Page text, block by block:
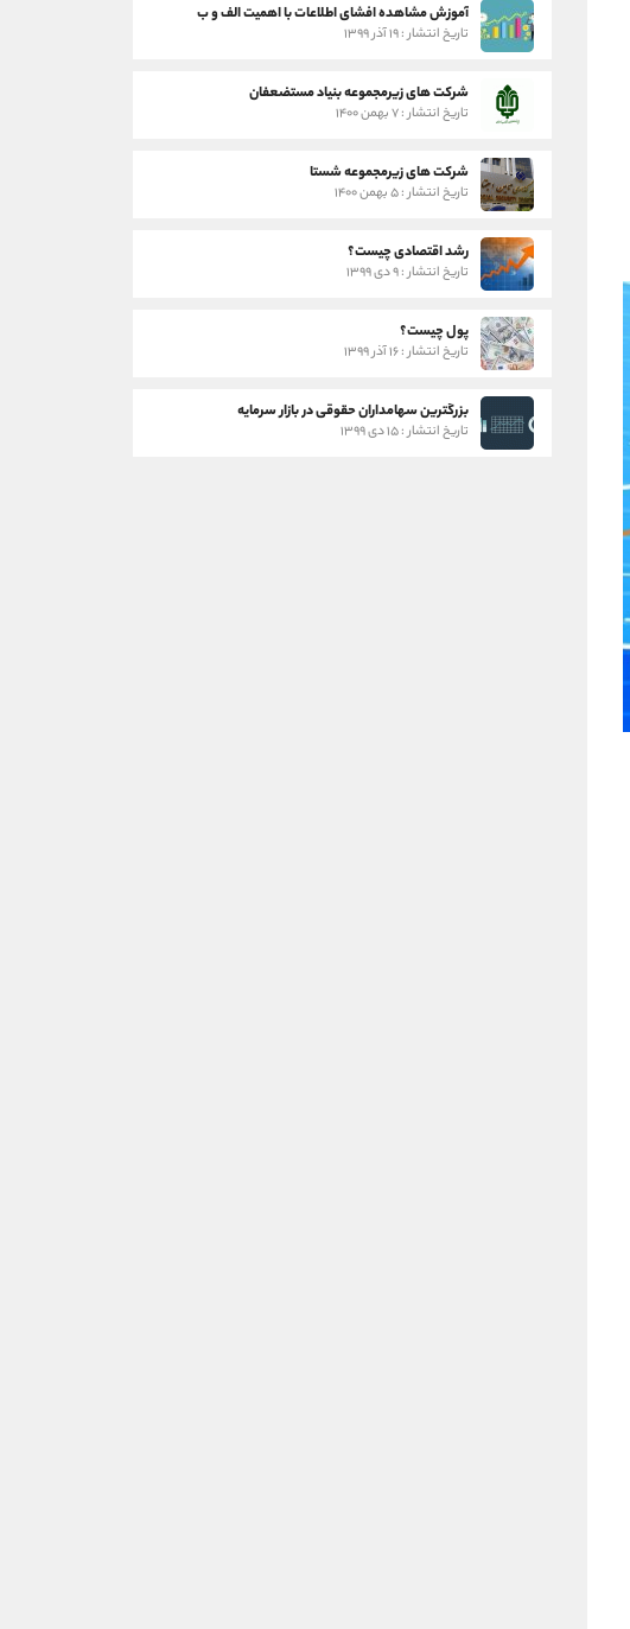
آموزش مشاهده افشای اطلاعات با اهمیت الف و ب
تاریخ انتشار : ۱۹ آذر ۱۳۹۹
شرکت های زیرمجموعه بنیاد مستضعفان
تاریخ انتشار : ۷ بهمن ۱۴۰۰
شرکت های زیرمجموعه شستا
تاریخ انتشار : ۵ بهمن ۱۴۰۰
رشد اقتصادی چیست؟
تاریخ انتشار : ۹ دی ۱۳۹۹
پول چیست؟
تاریخ انتشار : ۱۶ آذر ۱۳۹۹
بزرگترین سهامداران حقوقی در بازار سرمایه
تاریخ انتشار : ۱۵ دی ۱۳۹۹